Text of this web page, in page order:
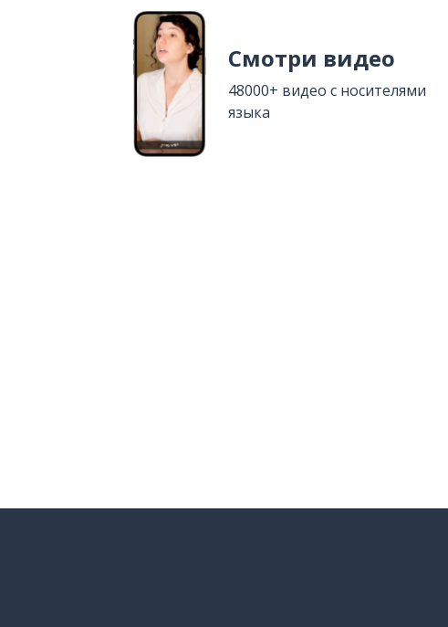
Смотри видео
48000+ видео с носителями
языка